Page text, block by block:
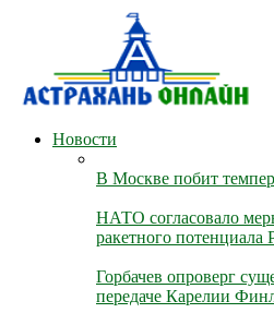
Новости
В Москве побит
НАТО согласовало
ракетного потенциала
Горбачев опроверг
передаче Карелии